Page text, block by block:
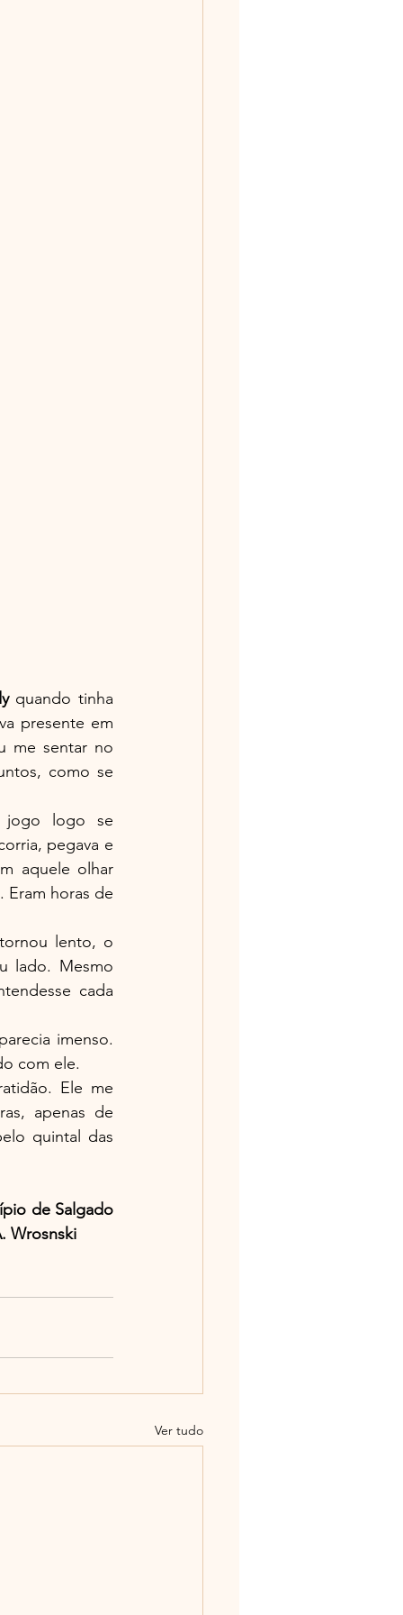
quando tinha
presente em
me sentar no
como se
jogo logo se
pegava e
aquele olhar
Eram horas de
lento, o
lado. Mesmo
cada
imenso.
com ele.
Ele me
apenas de
quintal das
de Salgado
Wrosnski
Ver tudo